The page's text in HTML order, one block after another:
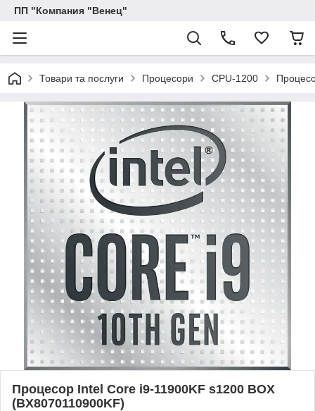
ПП "Компания "Венец"
Товари та послуги Процесори CPU-1200
Процесор Intel Core i9-11900KF s1200 BOX
(BX8070110900KF)